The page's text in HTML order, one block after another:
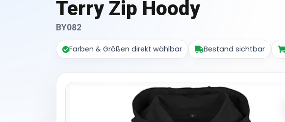
Terry Zip Hoody
BY082
Farben & Größen direkt wählbar Bestand sichtbar